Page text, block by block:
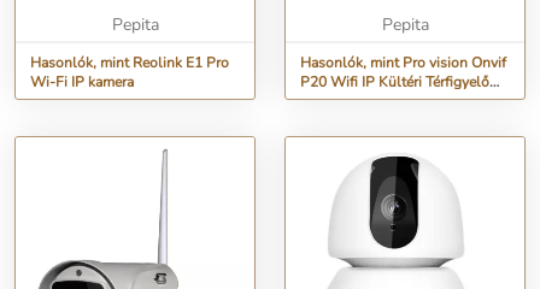
Pepita
Hasonlók, mint Reolink E1 Pro
Wi-Fi IP kamera
Pepita
Hasonlók, mint Pro vision Onvif
P20 Wifi IP Kültéri Térfigyelő
Kamera Full HD 10...